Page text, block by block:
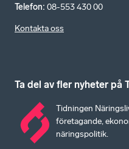
Telefon: 08-553 430 00
Kontakta oss
Ta del av fler nyheter på
Tidningen
företagande,
näringspolitik.